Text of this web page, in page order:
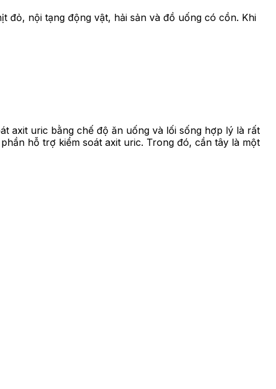
đỏ, nội tạng động vật, hải sản và đồ uống có cồn. Khi
axit uric bằng chế độ ăn uống và lối sống hợp lý là rất
hỗ trợ kiểm soát axit uric. Trong đó, cần tây là một